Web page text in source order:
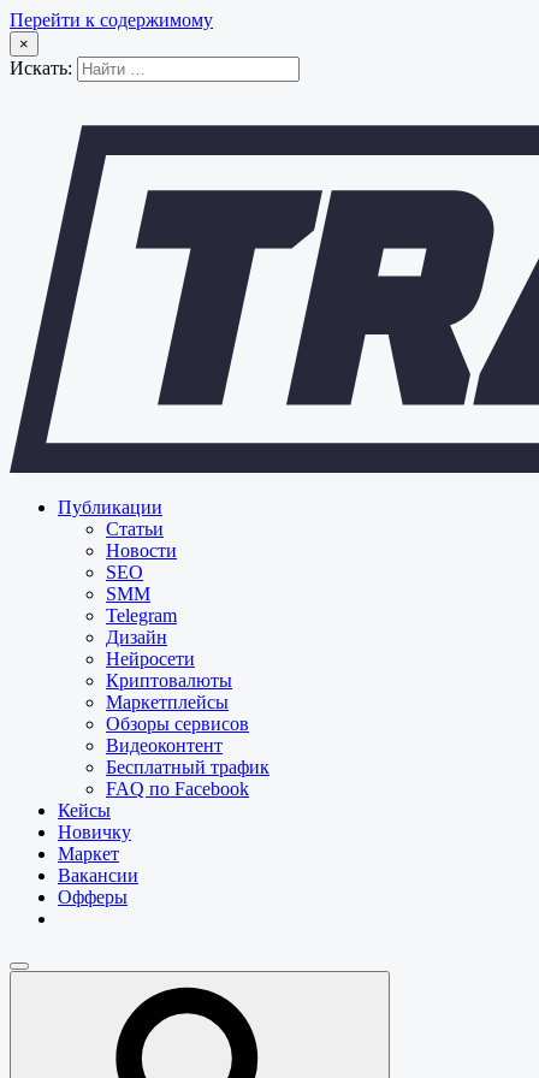
Перейти к содержимому
×
Искать:
Публикации
Статьи
Новости
SEO
SMM
Telegram
Дизайн
Нейросети
Криптовалюты
Маркетплейсы
Обзоры сервисов
Видеоконтент
Бесплатный трафик
FAQ по Facebook
Кейсы
Новичку
Маркет
Вакансии
Офферы